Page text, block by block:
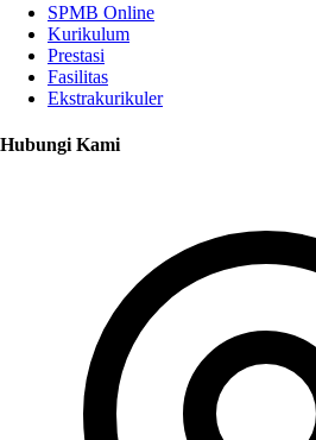
SPMB Online
Kurikulum
Prestasi
Fasilitas
Ekstrakurikuler
Hubungi Kami